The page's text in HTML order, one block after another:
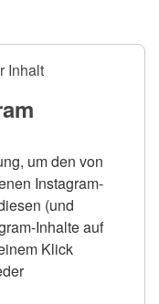
Inhalt
um den von
Instagram-
(und
Inhalte auf
Klick